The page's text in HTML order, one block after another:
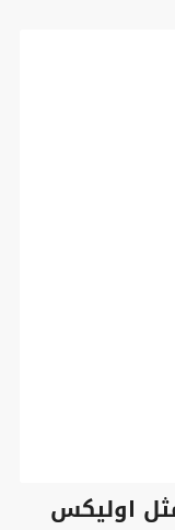
اوليكس